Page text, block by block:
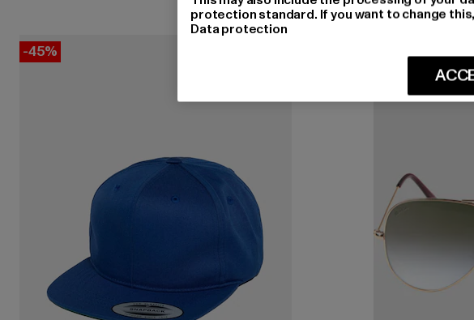
-45%
protection standard. If you want to change
Data protection